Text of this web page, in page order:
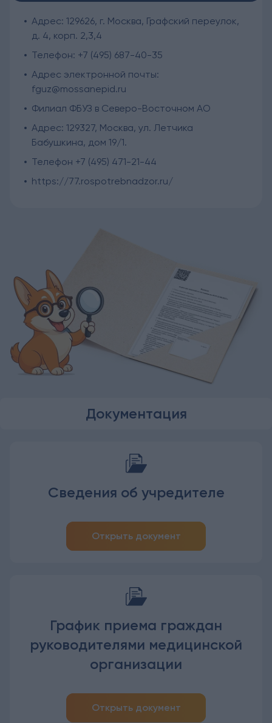
Адрес: 129626, г. Москва, Графский переулок,
д. 4, корп. 2,3,4
Телефон: +7 (495) 687-40-35
Адрес электронной почты:
fguz@mossanepid.ru
Филиал ФБУЗ в Северо-Восточном АО
Адрес: 129327, Москва, ул. Летчика
Бабушкина, дом 19/1.
Телефон +7 (495) 471-21-44
https://77.rospotrebnadzor.ru/
Документация
Сведения об учредителе
Открыть документ
График приема граждан
руководителями медицинской
организации
Открыть документ